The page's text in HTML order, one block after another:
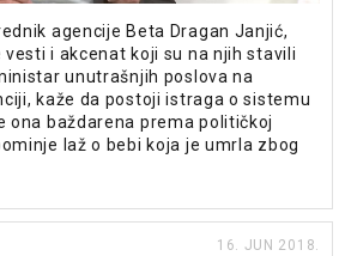
agencije Beta Dragan Janjić,
i akcenat koji su na njih stavili
unutrašnjih poslova na
kaže da postoji istraga o sistemu
ona baždarena prema političkoj
laž o bebi koja je umrla zbog
16. JUN 2018.